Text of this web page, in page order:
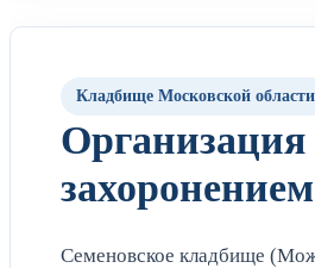
Кладбище Московской области
захоронением
Семеновское кладбище